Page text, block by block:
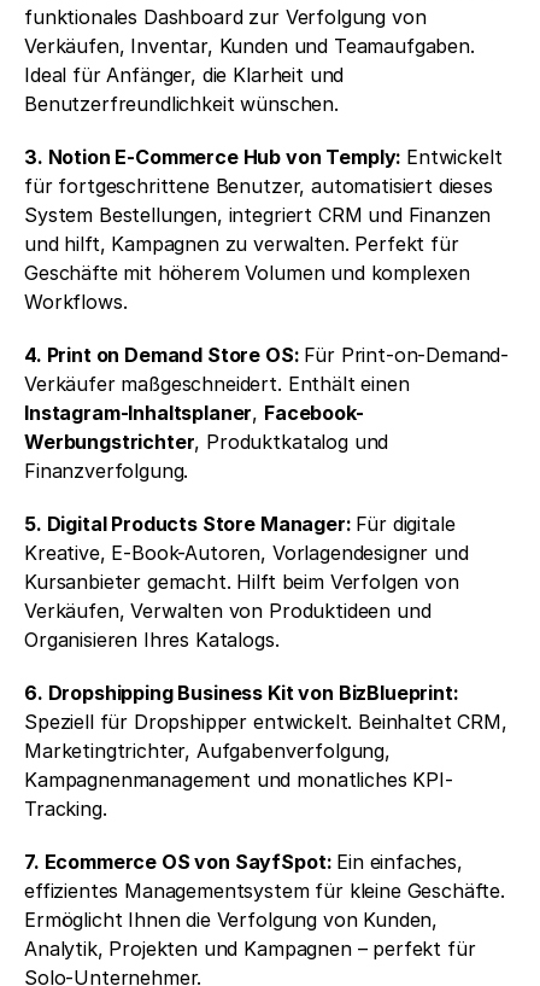
funktionales Dashboard zur Verfolgung von
Verkäufen, Inventar, Kunden und Teamaufgaben.
Ideal für Anfänger, die Klarheit und
Benutzerfreundlichkeit wünschen.
3. Notion E-Commerce Hub von Temply: Entwickelt
für fortgeschrittene Benutzer, automatisiert dieses
System Bestellungen, integriert CRM und Finanzen
und hilft, Kampagnen zu verwalten. Perfekt für
Geschäfte mit höherem Volumen und komplexen
Workflows.
4. Print on Demand Store OS: Für Print-on-Demand-
Verkäufer maßgeschneidert. Enthält einen
Instagram-Inhaltsplaner, Facebook-
Werbungstrichter, Produktkatalog und
Finanzverfolgung.
5. Digital Products Store Manager: Für digitale
Kreative, E-Book-Autoren, Vorlagendesigner und
Kursanbieter gemacht. Hilft beim Verfolgen von
Verkäufen, Verwalten von Produktideen und
Organisieren Ihres Katalogs.
Speziell für Dropshipper entwickelt. Beinhaltet CRM,
Marketingtrichter, Aufgabenverfolgung,
Kampagnenmanagement und monatliches KPI-
Tracking.
7. Ecommerce OS von SayfSpot: Ein einfaches,
effizientes Managementsystem für kleine Geschäfte.
Ermöglicht Ihnen die Verfolgung von Kunden,
Analytik, Projekten und Kampagnen – perfekt für
Solo-Unternehmer.